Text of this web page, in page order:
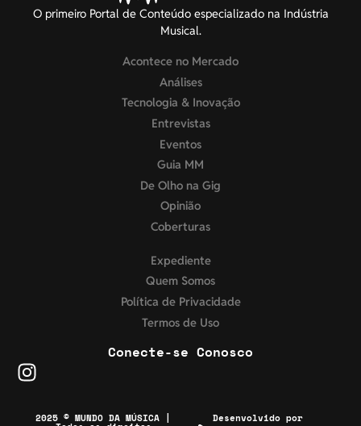
O primeiro Portal de Conteúdo especializado na Indústria
Musical.
Acontece no Mercado
Análises
Tecnologia & Inovação
Entrevistas
Eventos
Guia MM
De Olho na Gig
Opinião
Coberturas
Expediente
Quem Somos
Política de Privacidade
Termos de Uso
Conecte-se Conosco
2025 © MUNDO DA MÚSICA | Desenvolvido por